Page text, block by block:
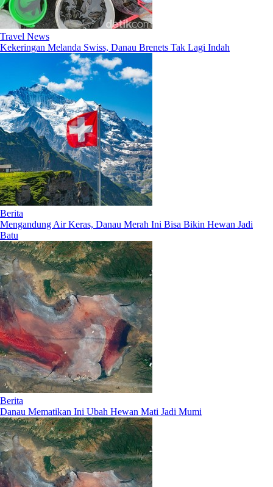
Travel News
Kekeringan Melanda Swiss, Danau Brenets Tak Lagi Indah
Berita
Mengandung Air Keras, Danau Merah Ini Bisa Bikin Hewan Jadi
Batu
Berita
Danau Mematikan Ini Ubah Hewan Mati Jadi Mumi